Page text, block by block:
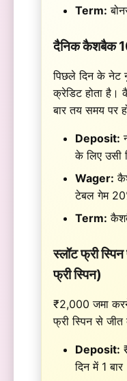
Term:
दैनिक कैशबैक
पिछले दिन के
क्रेडिट होता है।
बार तय समय पर
Deposit:
के लिए उसी
Wager:
टेबल गेम
Term:
स्लॉट फ्री
फ्री स्पिन)
₹2,000 जमा
फ्री स्पिन से
Deposit:
दिन में 1 बार